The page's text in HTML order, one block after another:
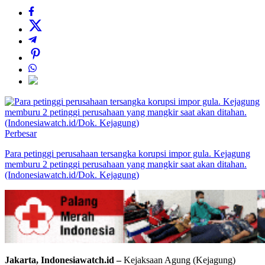
Perbesar
Para petinggi perusahaan tersangka korupsi impor gula. Kejagung
memburu 2 petinggi perusahaan yang mangkir saat akan ditahan.
(Indonesiawatch.id/Dok. Kejagung)
Jakarta, Indonesiawatch.id –Kejaksaan Agung (Kejagung)